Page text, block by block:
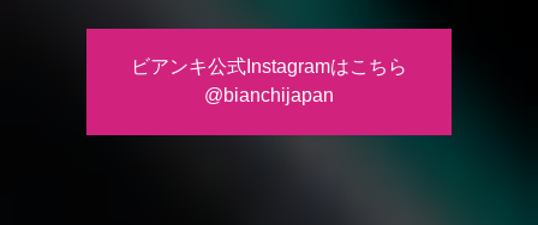
ビアンキ公式Instagramはこちら
@bianchijapan